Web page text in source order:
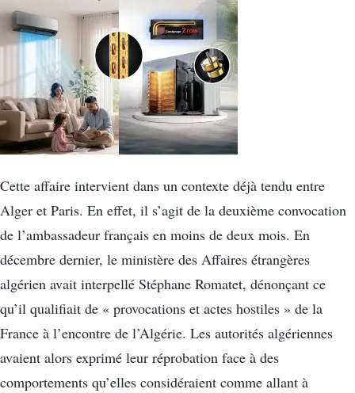
Cette affaire intervient dans un contexte déjà tendu entre
Alger et Paris. En effet, il s’agit de la deuxième convocation
de l’ambassadeur français en moins de deux mois. En
décembre dernier, le ministère des Affaires étrangères
algérien avait interpellé Stéphane Romatet, dénonçant ce
qu’il qualifiait de « provocations et actes hostiles » de la
France à l’encontre de l’Algérie. Les autorités algériennes
avaient alors exprimé leur réprobation face à des
comportements qu’elles considéraient comme allant à